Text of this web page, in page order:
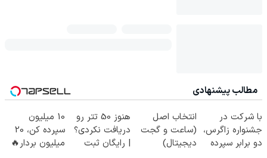
مطالب پیشنهادی
با شرکت در
جشنواره زاگرس،
دو برابر سپرده
انتخاب اصل
(ساعت و گجت
دیجیتال)
هنوز 50 تتر رو
دریافت نکردی؟
| رایگان ثبت
10 میلیون
سپرده کن، 20
میلیون بردار🔥